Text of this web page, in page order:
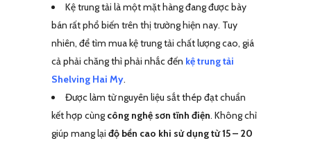
Kệ trung tải là một mặt hàng đang được bày
bán rất phổ biến trên thị trường hiện nay. Tuy
nhiên, để tìm mua kệ trung tải chất lượng cao, giá
cả phải chăng thì phải nhắc đến kệ trung tải
Shelving Hai My.
Được làm từ nguyên liệu sắt thép đạt chuẩn
kết hợp cùng công nghệ sơn tĩnh điện. Không chỉ
giúp mang lại độ bền cao khi sử dụng từ 15 – 20